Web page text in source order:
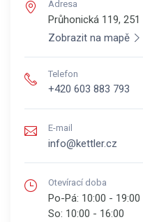
Adresa
Průhonická 119, 251
Zobrazit na mapě
Telefon
+420 603 883 793
E-mail
info@kettler.cz
Otevírací doba
Po-Pá: 10:00 - 19:00
So: 10:00 - 16:00